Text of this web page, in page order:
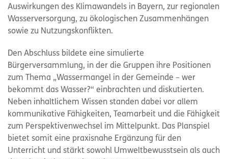
Auswirkungen des Klimawandels in Bayern, zur regionalen
Wasserversorgung, zu ökologischen Zusammenhängen
sowie zu Nutzungskonflikten.
Den Abschluss bildete eine simulierte
Bürgerversammlung, in der die Gruppen ihre Positionen
zum Thema „Wassermangel in der Gemeinde – wer
bekommt das Wasser?“ einbrachten und diskutierten.
Neben inhaltlichem Wissen standen dabei vor allem
kommunikative Fähigkeiten, Teamarbeit und die Fähigkeit
zum Perspektivenwechsel im Mittelpunkt. Das Planspiel
bietet somit eine praxisnahe Ergänzung für den
Unterricht und stärkt sowohl Umweltbewusstsein als auch